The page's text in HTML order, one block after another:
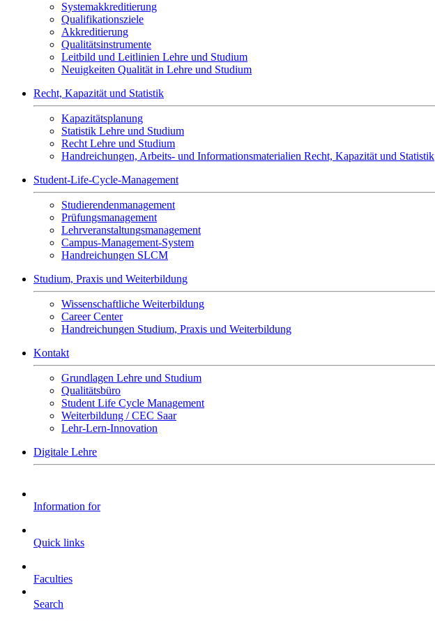
Systemakkreditierung
Qualifikationsziele
Akkreditierung
Qualitätsinstrumente
Leitbild und Leitlinien Lehre und Studium
Neuigkeiten Qualität in Lehre und Studium
Recht, Kapazität und Statistik
Kapazitätsplanung
Statistik Lehre und Studium
Recht Lehre und Studium
Handreichungen, Arbeits- und Informationsmaterialien Recht, Kapazität und Statistik
Student-Life-Cycle-Management
Studierendenmanagement
Prüfungsmanagement
Lehrveranstaltungsmanagement
Campus-Management-System
Handreichungen SLCM
Studium, Praxis und Weiterbildung
Wissenschaftliche Weiterbildung
Career Center
Handreichungen Studium, Praxis und Weiterbildung
Kontakt
Grundlagen Lehre und Studium
Qualitätsbüro
Student Life Cycle Management
Weiterbildung / CEC Saar
Lehr-Lern-Innovation
Digitale Lehre
Information for
Quick links
Faculties
Search